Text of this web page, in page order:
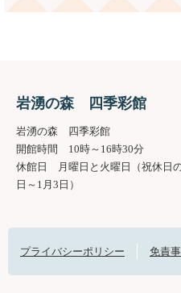
岩湧の森 四季彩館
岩湧の森 四季彩館
開館時間 10時～16時30分
休館日 月曜日と火曜日（祝休日
日～1月3日）
プライバシーポリシー 免責